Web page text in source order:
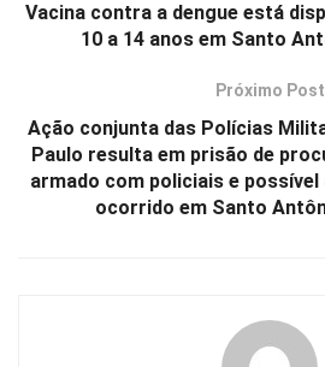
Vacina contra a dengue está
10 a 14 anos em Santo
Próximo Post
Ação conjunta das Polícias
Paulo resulta em prisão de
armado com policiais e
ocorrido em Santo